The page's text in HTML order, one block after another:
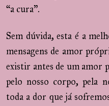
“a cura”.
Sem dúvida, esta é a
mensagens de amor
existir antes de um amor
pelo nosso corpo, pela
toda a dor que já